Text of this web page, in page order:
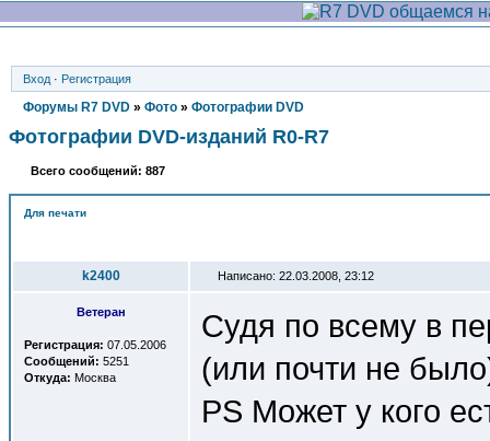
Вход · Регистрация
Форумы R7 DVD » Фото » Фотографии DVD
Фотографии DVD-изданий R0-R7
Всего сообщений: 887
Для печати
k2400 Написано: 22.03.2008, 23:12
Ветеран
Регистрация: 07.05.2006
Сообщений: 5251
Откуда: Москва
Судя по всему в
(или почти не
PS Может у кого